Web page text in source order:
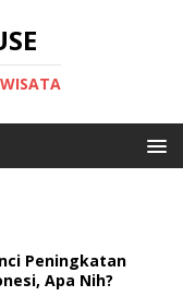
Peningkatan
Apa Nih?